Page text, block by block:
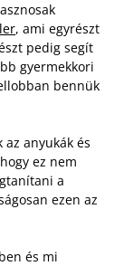
, ami egyrészt
pedig segít
gyermekkori
bennük
anyukák és
ez nem
a
ezen az
és mi